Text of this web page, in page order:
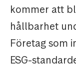
kommer att
hållbarhet
Företag som
ESG-